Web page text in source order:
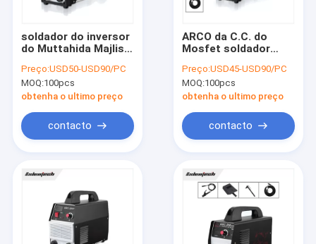
soldador do inversor
do Muttahida Majlis-
200Amp
Preço:USD50-USD90/PC
MOQ:100pcs
obtenha o ultimo preço
contacto
ARCO da C.C. do
Mosfet soldador
Protection do
inversor de 160
Muttahida Majlis-E-
Preço:USD45-USD90/PC
MOQ:100pcs
obtenha o ultimo preço
contacto